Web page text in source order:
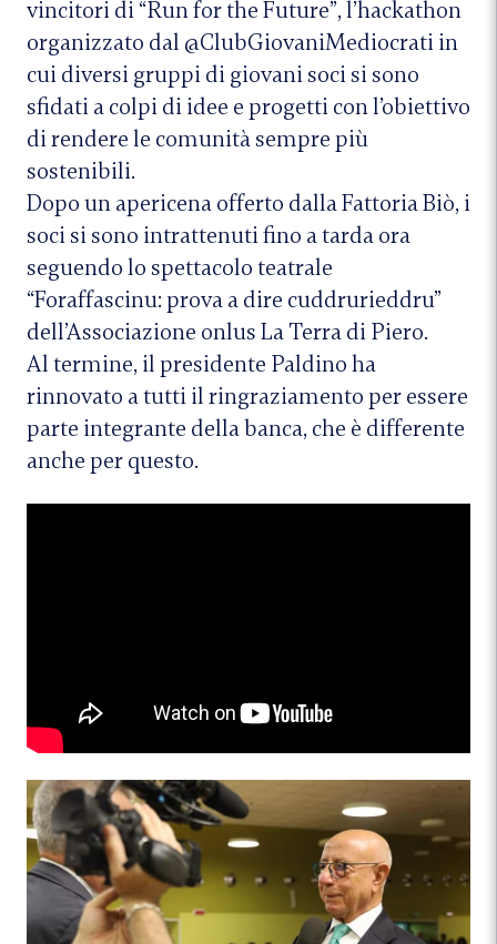
vincitori di “Run for the Future”, l’hackathon
organizzato dal @ClubGiovaniMediocrati in
cui diversi gruppi di giovani soci si sono
sfidati a colpi di idee e progetti con l’obiettivo
di rendere le comunità sempre più
sostenibili.
Dopo un apericena offerto dalla Fattoria Biò, i
soci si sono intrattenuti fino a tarda ora
seguendo lo spettacolo teatrale
“Foraffascinu: prova a dire cuddrurieddru”
dell’Associazione onlus La Terra di Piero.
Al termine, il presidente Paldino ha
rinnovato a tutti il ringraziamento per essere
parte integrante della banca, che è differente
anche per questo.